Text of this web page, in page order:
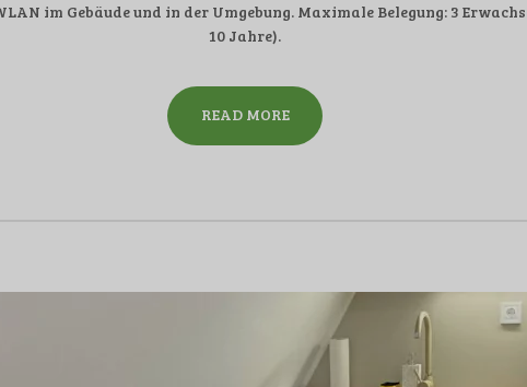
im Gebäude und in der Umgebung. Maximale Belegung: 3
10 Jahre).
READ MORE